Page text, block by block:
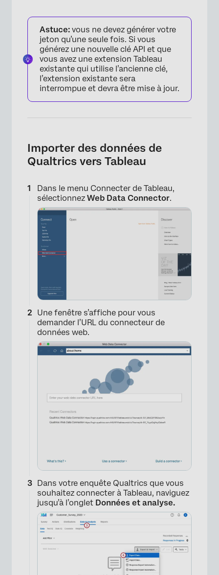
Astuce: vous ne devez générer votre
jeton qu’une seule fois. Si vous
générez une nouvelle clé API et que
vous avez une extension Tableau
existante qui utilise l’ancienne clé,
l’extension existante sera
interrompue et devra être mise à jour.
Importer des données de
Qualtrics vers Tableau
Dans le menu Connecter de Tableau,
sélectionnez Web Data Connector.
×
Une fenêtre s’affiche pour vous
demander l’URL du connecteur de
données web.
Dans votre enquête Qualtrics que vous
souhaitez connecter à Tableau, naviguez
jusqu’à l’onglet Données et analyse.